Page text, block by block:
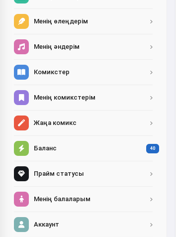
Менің өлеңдерім
Менің әндерім
Комикстер
Менің комикстерім
Жаңа комикс
Баланс 40
Прайм статусы
Менің балаларым
Аккаунт